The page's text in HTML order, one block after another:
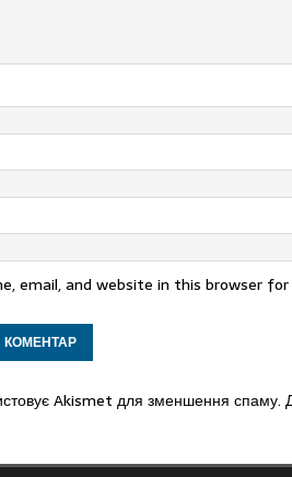
email, and website in this browser
Akismet для зменшення спаму.